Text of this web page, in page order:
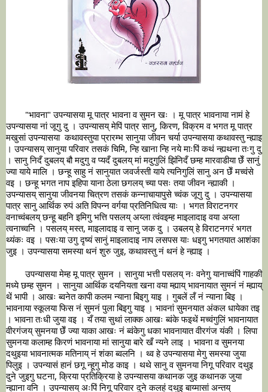
उपन्यासया नां जूगु दु । उपन्यासय् मेपिं पात्र सानु, किरण, विक्रम व भगत मू पात्र
मखुसां उपन्यासया  कथावस्तुया प्रारम्भ सानुया जीवन चर्या उपन्यासया कथावस्तु न्ह्याइ
। उपन्यासय् सानुया परिवार तसकं चिमि, न्हि खाना न्हि नये माःपिं कथं न्ह्यथना तःगु दु
। सानु निदँ दुबलय् बौ मदुगु व प्यदँ दुबलय् मां मदुगुलिं झिंनिदँ छम्ह मारवाडीया छेँ सानुं
ज्या याये मालि । छन्हू साहु नं सानुयात जवर्जस्ती याये त्यनिगुलिं सानु अन छेँ मच्वंसे
वइ । छन्हू भगत नाप इहिपा याना ठेला छगलय् च्या पसः तया जीवन न्ह्याकी ।
उपन्यासय् सानुया जीवनया चित्रण तसकं कन्नाचायापुसे च्वंक जूगु दु । उपन्यासया
पात्र सानु आर्थिक रुपं अति विपन्न वर्गया प्रतिनिधित्व याः । भगत विराटनगर
वनाच्वंबलय् छन्हू बहनि इमिगु भत्ति पसलय् अय्ला त्वंवइम्ह माइलादाइ वया अय्ला
त्वनाच्वनि । पसलय् मस्त, माइलादाइ व सानु जक दु । उबलय् हे विराटनगरं भगत
थ्यंकः वइ । पसःया उगु दृष्यं सानुं माइलादाइ नाप लसपस याः धइगु भगतयात आशंका
	उपन्यासया मेम्ह मू पात्र सुमन । सानुया भत्ती पसलय् नः वनेगु यानाच्वंपिं गाहकी
मध्ये छम्ह सुमन । सानुया आर्थिक दयनियता खना वया म्ह्याय् भावनायात सुमनं नं म्ह्याय्
थें भापी । आखः ब्वनेत कापी कलम न्याना बिइगु याइ । गुबलें लँ नं न्याना बिइ ।
भावनाया स्कूलया फिस नं सुमनं पुला बिइगु याइ । भावनां सुमनयात अंकल धायेका तइ
। भावना तःधी जुया वइ । यँ तया सुथां लाक्क आखः ब्वंके फइथें मच्वंगुलिं भावनायात
वीरगंजय् सुमनया छेँ ज्या याका आखः नं ब्वंकेगु धका भावनायात वीरगंज यंकी । लिपा
सुमनया कलाम्ह किरणं भावनाया मां सानुया बारे खँ न्यने लाइ । भावना व सुमनया
दथुइया भावनात्मक मतिनाय् नं शंका ब्वलनि । थ्व हे उपन्यासया मेगु समस्या जुया
पिलुइ । उपन्यासं हानं छगू न्हूगु मोड काइ । थथे सानु व सुमनया निगू परिवार दथुइ
दुने जुइगु घटना, क्रिया प्रतिक्रिया हे उपन्यासया कथानक जुइ कथानक जुया
न्ह्याना वनि । उपन्यासय् अःपिं निगू परिवार दुने कलहं दथुइ बाय्मासां अन्तय्